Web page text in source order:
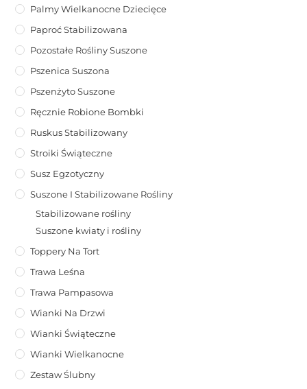
Palmy Wielkanocne Dziecięce
Paproć Stabilizowana
Pozostałe Rośliny Suszone
Pszenica Suszona
Pszenżyto Suszone
Ręcznie Robione Bombki
Ruskus Stabilizowany
Stroiki Świąteczne
Susz Egzotyczny
Suszone I Stabilizowane Rośliny
Stabilizowane rośliny
Suszone kwiaty i rośliny
Toppery Na Tort
Trawa Leśna
Trawa Pampasowa
Wianki Na Drzwi
Wianki Świąteczne
Wianki Wielkanocne
Zestaw Ślubny